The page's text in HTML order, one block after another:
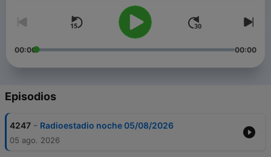
00:00 00:00
Episodios
4247 - Radioestadio noche 05/08/2026
05 ago. 2026